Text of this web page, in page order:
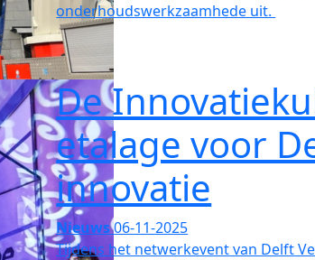
onderhoudswerkzaamhede uit.
De
etalage voor
innovatie
Nieuws06-11-2025
Tijdens het netwerkevent van Delft